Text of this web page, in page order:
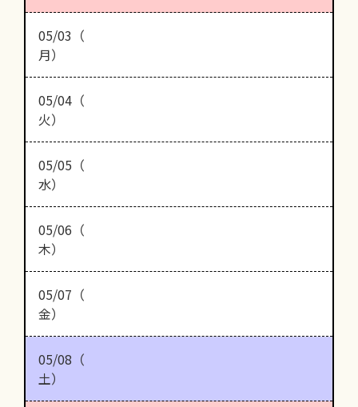
05/03（
月）
05/04（
火）
05/05（
水）
05/06（
木）
05/07（
金）
05/08（
土）